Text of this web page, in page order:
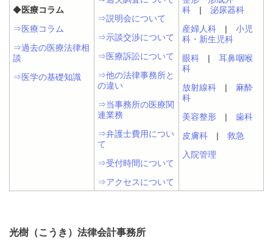
◆医療コラム
⇒医療コラム
⇒過去の医療法律相
談
⇒医学の基礎知識
⇒説明会について
⇒示談交渉について
⇒医療訴訟について
⇒他の法律事務所と
の違い
⇒当事務所の医療関
連業務
⇒弁護士費用につい
て
⇒受付時間について
⇒アクセスについて
科 | 泌尿器科
産婦人科 | 小児
科・新生児科
眼科 | 耳鼻咽喉
科
放射線科 | 麻酔
科
美容整形 | 歯科
皮膚科 | 救急
入院管理
光樹（こうき）法律会計事務所